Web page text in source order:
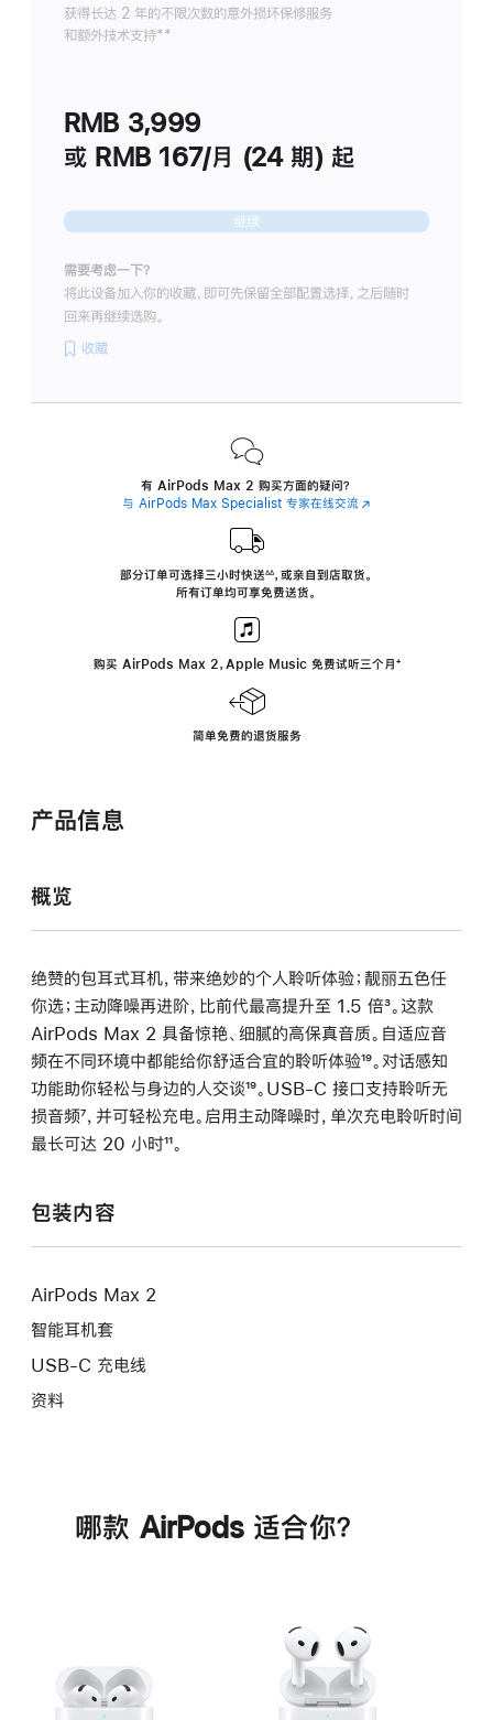
获得长达 2 年的不限次数的意外损坏保修服务
和额外技术支持脚
**
RMB 3,999
或 RMB 167/月 (24 期) 起
继续
需要考虑一下？
将此设备加入你的收藏，即可先保留全部配置选择，之后随时
回来再继续选购。
收藏
有 AirPods Max 2 购买方面的疑问？
与 AirPods Max Specialist 专家在线交流(在
中
部分订单可选择三小时快送∆∆， 或亲自到店取货。
所有订单均可享免费送货。
购买 AirPods Max 2，Apple Music 免费试听三个月 ‍脚
‍⁺
简单免费的退货服务
产品信息
概览
绝赞的包耳式耳机，带来绝妙的个人聆听体验；靓丽五色任
你选；主动降噪再进阶，比前代最高提升至 1.5 倍脚
注
³。这款
AirPods Max 2 具备惊艳、细腻的高保真音质。自适应音
频在不同环境中都能给你舒适合宜的聆听体验脚
注
¹⁹。对话感知
功能助你轻松与身边的人交谈脚
注
¹⁹。USB-C 接口支持聆听无
损音频脚
注
⁷，并可轻松充电。启用主动降噪时，单次充电聆听时间
最长可达 20 小时脚
¹¹。
包装内容
AirPods Max 2
智能耳机套
USB-C 充电线
资料
哪款 AirPods 适合你？